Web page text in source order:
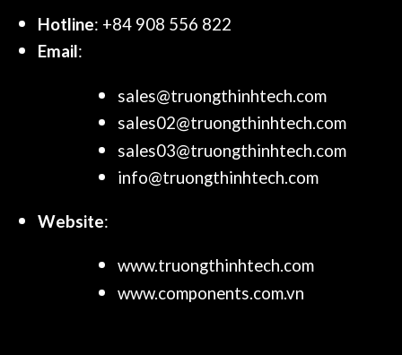
Hotline: +84 908 556 822
Email:
sales@truongthinhtech.com
sales02@truongthinhtech.com
sales03@truongthinhtech.com
info@truongthinhtech.com
Website:
www.truongthinhtech.com
www.components.com.vn